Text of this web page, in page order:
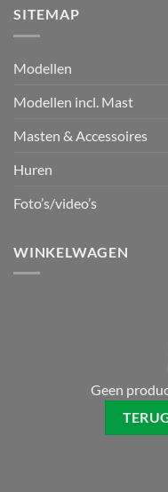
SITEMAP
Modellen
Modellen incl. Mast
Masten & Accessoires
Huren
Foto’s/video’s
WINKELWAGEN
Geen